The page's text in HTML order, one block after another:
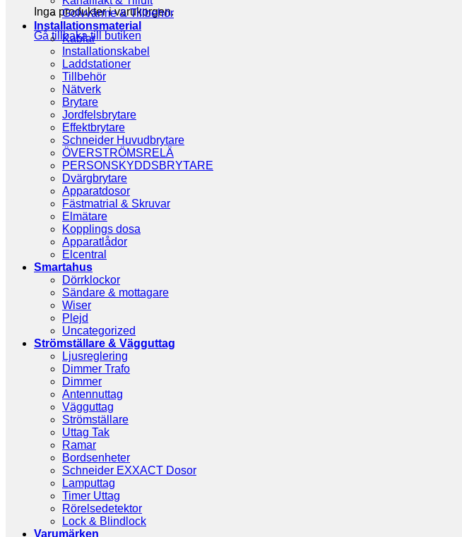
Inga produkter i varukorgen.
Gå tillbaka till butiken
Golvvärme & Tillbehör
Installationsmaterial
Kablar
Installationskabel
Laddstationer
Tillbehör
Nätverk
Brytare
Jordfelsbrytare
Effektbrytare
Schneider Huvudbrytare
ÖVERSTRÖMSRELÄ
PERSONSKYDDSBRYTARE
Dvärgbrytare
Apparatdosor
Fästmatrial & Skruvar
Elmätare
Kopplings dosa
Apparatlådor
Elcentral
Smartahus
Dörrklockor
Sändare & mottagare
Wiser
Plejd
Uncategorized
Strömställare & Vägguttag
Ljusreglering
Dimmer Trafo
Dimmer
Antennuttag
Vägguttag
Strömställare
Uttag Tak
Ramar
Bordsenheter
Schneider EXXACT Dosor
Lamputtag
Timer Uttag
Rörelsedetektor
Lock & Blindlock
Varumärken